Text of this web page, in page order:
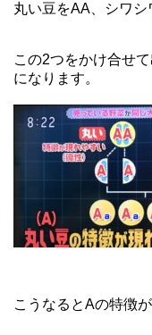
丸い豆をAA、シワシ
この2つをかけ合せ
になります。
こうなるとAの特徴